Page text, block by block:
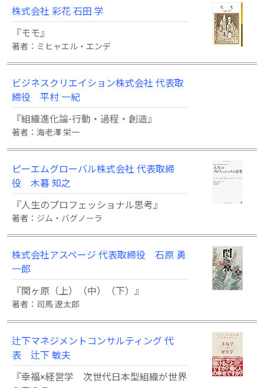
株式会社 彩花 石田 学
『モモ』
著者：ミヒャエル・エンデ
ビジネスクリエイション株式会社 代表取
締役 平村 一紀
『組織進化論-行動・過程・創造』
著者：海老澤 栄一
ピーエムグローバル株式会社 代表取締
役 木暮 知之
『人生のプロフェッショナル思考』
著者：ジム・バグノーラ
株式会社アスページ 代表取締役 石原 勇
一郎
『関ヶ原（上）（中）（下）』
著者：司馬 遼太郎
辻下マネジメントコンサルティング 代
表 辻下 敏夫
『幸福×経営学 次世代日本型組織が世界